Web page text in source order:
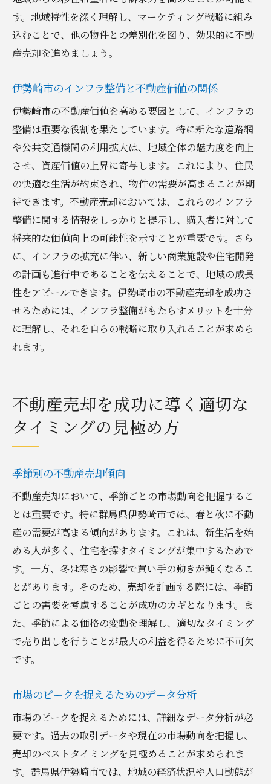
す。地域特性を深く理解し、マーケティング戦略に組み
込むことで、他の物件との差別化を図り、効果的に不動
産売却を進めましょう。
伊勢崎市のインフラ整備と不動産価値の関係
伊勢崎市の不動産価値を高める要因として、インフラの
整備は重要な役割を果たしています。特に新たな道路網
や公共交通機関の利用拡大は、地域全体の魅力度を向上
させ、資産価値の上昇に寄与します。これにより、住民
の快適な生活が約束され、物件の需要が高まることが期
待できます。不動産売却においては、これらのインフラ
整備に関する情報をしっかりと提示し、購入者に対して
将来的な価値向上の可能性を示すことが重要です。さら
に、インフラの拡充に伴い、新しい商業施設や住宅開発
の計画も進行中であることを伝えることで、地域の成長
性をアピールできます。伊勢崎市の不動産売却を成功さ
せるためには、インフラ整備がもたらすメリットを十分
に理解し、それを自らの戦略に取り入れることが求めら
れます。
不動産売却を成功に導く適切な
タイミングの見極め方
季節別の不動産売却傾向
不動産売却において、季節ごとの市場動向を把握するこ
とは重要です。特に群馬県伊勢崎市では、春と秋に不動
産の需要が高まる傾向があります。これは、新生活を始
める人が多く、住宅を探すタイミングが集中するためで
す。一方、冬は寒さの影響で買い手の動きが鈍くなるこ
とがあります。そのため、売却を計画する際には、季節
ごとの需要を考慮することが成功のカギとなります。ま
た、季節による価格の変動を理解し、適切なタイミング
で売り出しを行うことが最大の利益を得るために不可欠
です。
市場のピークを捉えるためのデータ分析
市場のピークを捉えるためには、詳細なデータ分析が必
要です。過去の取引データや現在の市場動向を把握し、
売却のベストタイミングを見極めることが求められま
す。群馬県伊勢崎市では、地域の経済状況や人口動態が